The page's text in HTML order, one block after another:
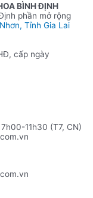
BÌNH ĐỊNH
phần mở rộng
Tỉnh Gia Lai
cấp ngày
11h30 (T7, CN)